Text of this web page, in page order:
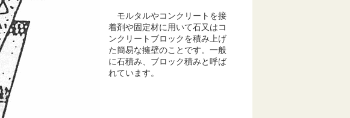
モルタルやコンクリートを接
着剤や固定材に用いて石又はコ
ンクリートブロックを積み上げ
た簡易な擁壁のことです。一般
に石積み、ブロック積みと呼ば
れています。